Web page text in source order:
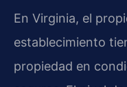
En Virginia, el
establecimiento
propiedad en